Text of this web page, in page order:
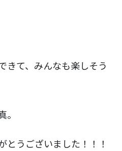
きて、みんなも楽しそう
とうございました！！！